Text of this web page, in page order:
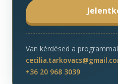
Van kérdésed a
+36 20 968 3039